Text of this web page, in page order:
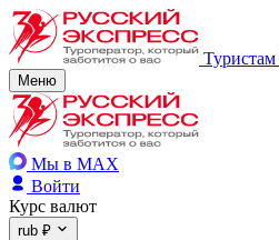
Туристам
Меню
Мы в MAX
Войти
Курс валют
rub ₽